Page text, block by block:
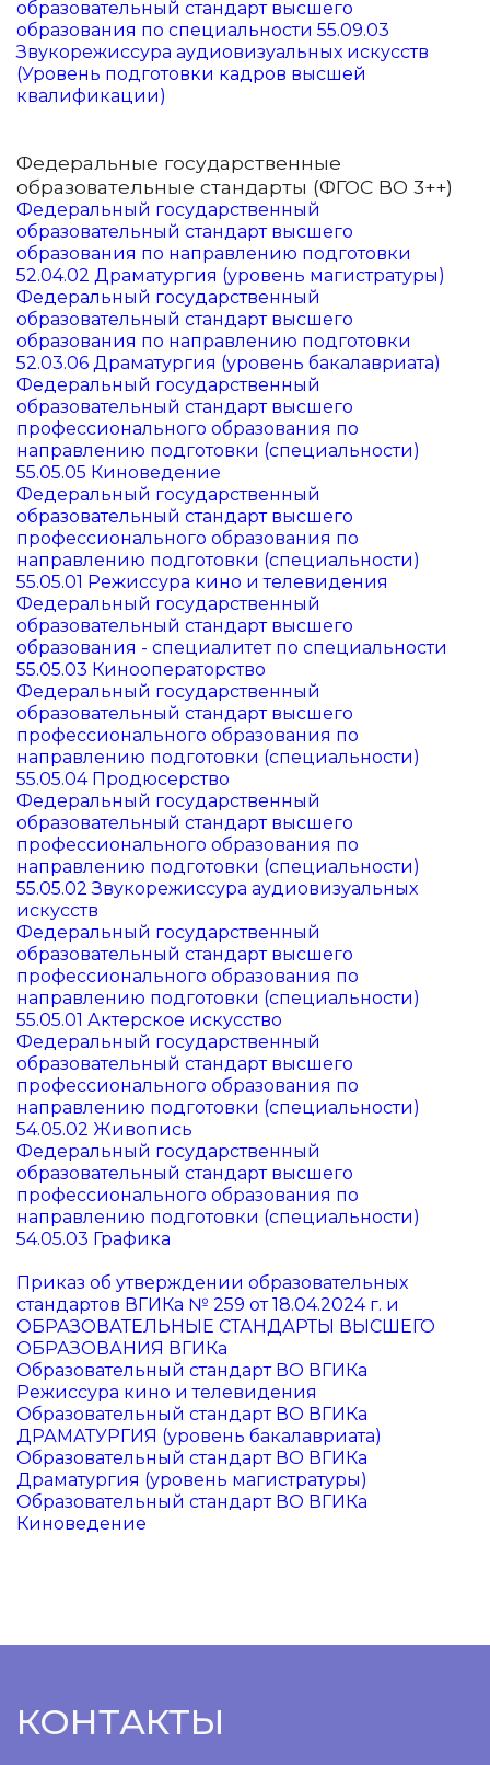
образовательный стандарт высшего
образования по специальности 55.09.03
Звукорежиссура аудиовизуальных искусств
(Уровень подготовки кадров высшей
квалификации)
Федеральные государственные
образовательные стандарты (ФГОС ВО 3++)
Федеральный государственный
образовательный стандарт высшего
образования по направлению подготовки
52.04.02 Драматургия (уровень магистратуры)
Федеральный государственный
образовательный стандарт высшего
образования по направлению подготовки
52.03.06 Драматургия (уровень бакалавриата)
Федеральный государственный
образовательный стандарт высшего
профессионального образования по
направлению подготовки (специальности)
55.05.05 Киноведение
Федеральный государственный
образовательный стандарт высшего
профессионального образования по
направлению подготовки (специальности)
55.05.01 Режиссура кино и телевидения
Федеральный государственный
образовательный стандарт высшего
образования - специалитет по специальности
55.05.03 Кинооператорство
Федеральный государственный
образовательный стандарт высшего
профессионального образования по
направлению подготовки (специальности)
55.05.04 Продюсерство
Федеральный государственный
образовательный стандарт высшего
профессионального образования по
направлению подготовки (специальности)
55.05.02 Звукорежиссура аудиовизуальных
искусств
Федеральный государственный
образовательный стандарт высшего
профессионального образования по
направлению подготовки (специальности)
55.05.01 Актерское искусство
Федеральный государственный
образовательный стандарт высшего
профессионального образования по
направлению подготовки (специальности)
54.05.02 Живопись
Федеральный государственный
образовательный стандарт высшего
профессионального образования по
направлению подготовки (специальности)
54.05.03 Графика
Приказ об утверждении образовательных
стандартов ВГИКа № 259 от 18.04.2024 г. и
ОБРАЗОВАТЕЛЬНЫЕ СТАНДАРТЫ ВЫСШЕГО
ОБРАЗОВАНИЯ ВГИКа
Образовательный стандарт ВО ВГИКа
Режиссура кино и телевидения
Образовательный стандарт ВО ВГИКа
ДРАМАТУРГИЯ (уровень бакалавриата)
Образовательный стандарт ВО ВГИКа
Драматургия (уровень магистратуры)
Образовательный стандарт ВО ВГИКа
Киноведение
КОНТАКТЫ